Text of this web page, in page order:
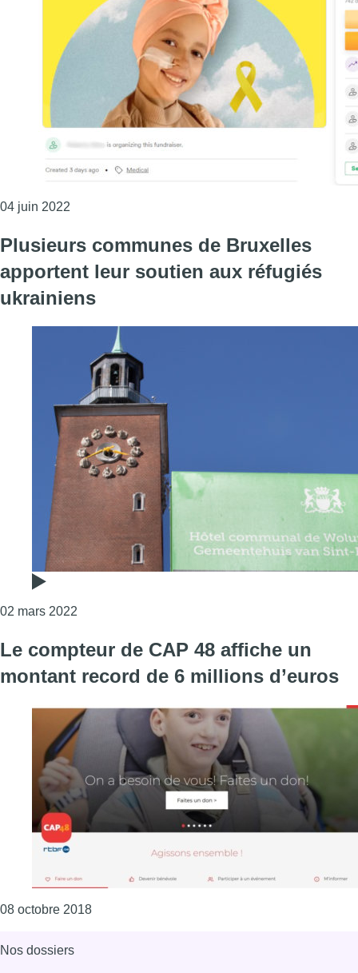
04 juin 2022
Plusieurs communes de Bruxelles
apportent leur soutien aux réfugiés
ukrainiens
02 mars 2022
Le compteur de CAP 48 affiche un
montant record de 6 millions d’euros
08 octobre 2018Consulter l'article "Le compteur de CAP 48
Nos dossiers